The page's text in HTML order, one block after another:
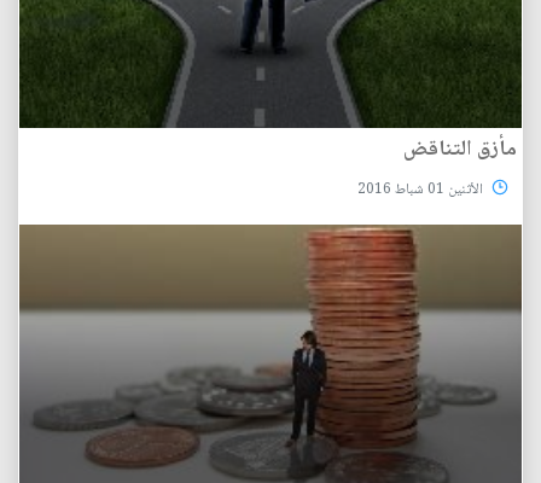
مأزق التناقض
الأثنين 01 شباط 2016